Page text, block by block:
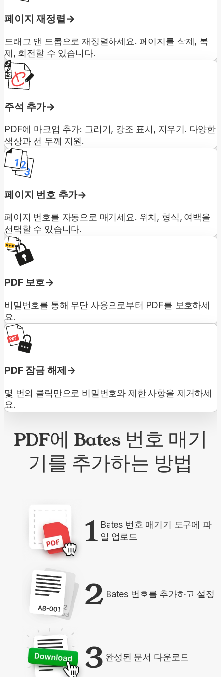
페이지 재정렬
드래그 앤 드롭으로 재정렬하세요. 페이지를 삭제, 복
제, 회전할 수 있습니다.
주석 추가
PDF에 마크업 추가: 그리기, 강조 표시, 지우기. 다양한
색상과 선 두께 지원.
페이지 번호 추가
페이지 번호를 자동으로 매기세요. 위치, 형식, 여백을
선택할 수 있습니다.
PDF 보호
비밀번호를 통해 무단 사용으로부터 PDF를 보호하세
요.
PDF 잠금 해제
몇 번의 클릭만으로 비밀번호와 제한 사항을 제거하세
요.
PDF에 Bates 번호 매기
기를 추가하는 방법
1 Bates 번호 매기기 도구에 파
일 업로드
2 Bates 번호를 추가하고 설정
3 완성된 문서 다운로드